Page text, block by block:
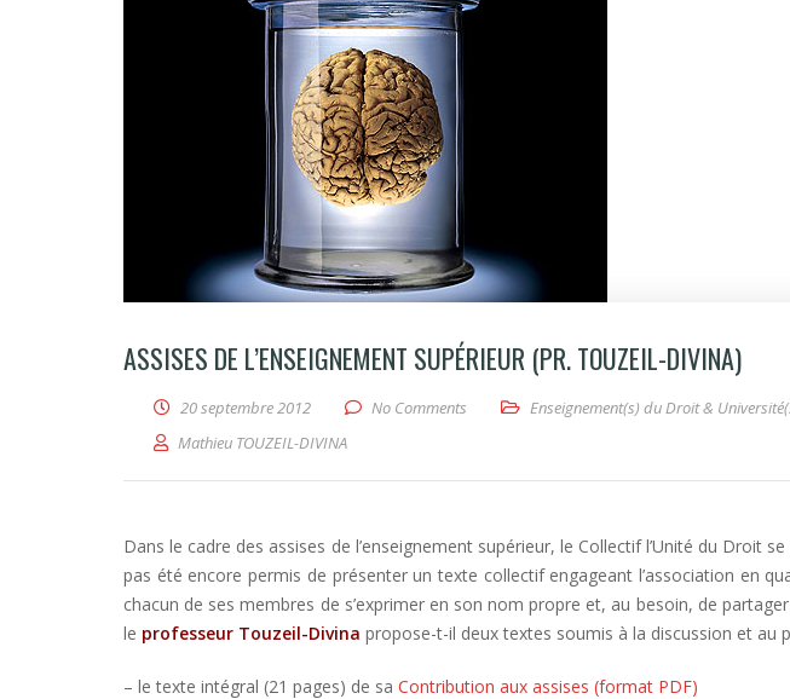
ASSISES DE L’ENSEIGNEMENT SUPÉRIEUR (PR. TOUZEIL-DIVINA)
20 septembre 2012 No Comments Enseignement(s) du Droit &
Mathieu TOUZEIL-DIVINA
Dans le cadre des assises de l’enseignement supérieur, le Collectif l’Unité du Droit
pas été encore permis de présenter un texte collectif engageant l’association en
chacun de ses membres de s’exprimer en son nom propre et, au besoin, de
le professeur Touzeil-Divina propose-t-il deux textes soumis à la discussion et au
– le texte intégral (21 pages) de sa Contribution aux assises (format PDF)